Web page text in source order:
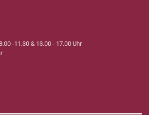
-11.30 & 13.00 - 17.00 Uhr